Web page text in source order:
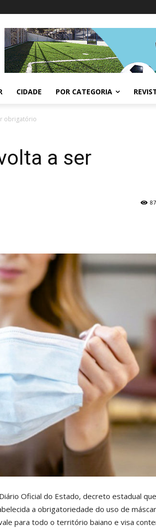
CIDADE POR CATEGORIA
obrigatório
a ser
Oficial do Estado, decreto estadual que
a obrigatoriedade do uso de
para todo o território baiano e visa